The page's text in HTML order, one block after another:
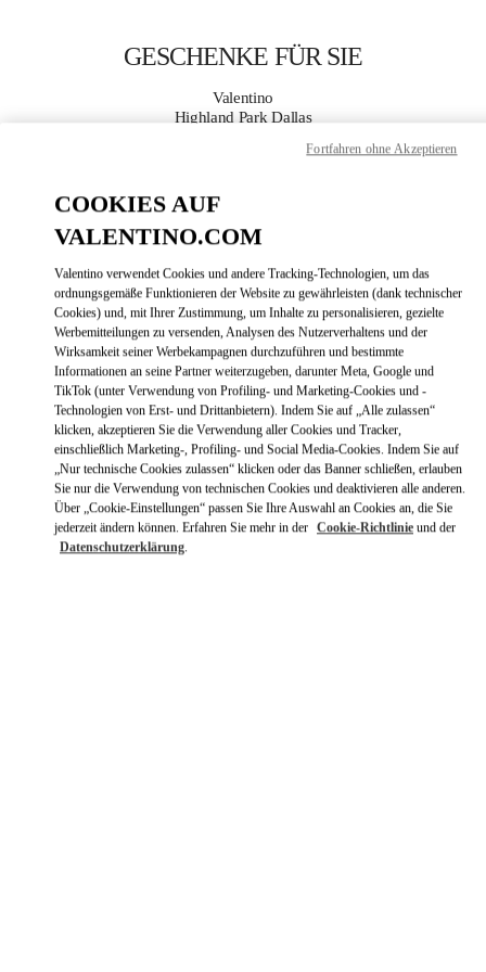
GESCHENKE FÜR SIE
Valentino
Highland Park Dallas
MEHR DETAILS
ZUR WEGBESCHREIBUNGLINK
Link Opens in New Tab
COOKIES AUF
VALENTINO.COM
Valentino verwendet Cookies und andere Tracking-Technologien, um das
ordnungsgemäße Funktionieren der Website zu gewährleisten (dank technischer
Cookies) und, mit Ihrer Zustimmung, um Inhalte zu personalisieren, gezielte
Werbemitteilungen zu versenden, Analysen des Nutzerverhaltens und der
Wirksamkeit seiner Werbekampagnen durchzuführen und bestimmte
Informationen an seine Partner weiterzugeben, darunter Meta, Google und
TikTok (unter Verwendung von Profiling- und Marketing-Cookies und -
Technologien von Erst- und Drittanbietern). Indem Sie auf „Alle zulassen“
klicken, akzeptieren Sie die Verwendung aller Cookies und Tracker,
einschließlich Marketing-, Profiling- und Social Media-Cookies. Indem Sie auf
„Nur technische Cookies zulassen“ klicken oder das Banner schließen, erlauben
Sie nur die Verwendung von technischen Cookies und deaktivieren alle anderen.
Über „Cookie-Einstellungen“ passen Sie Ihre Auswahl an Cookies an, die Sie
jederzeit ändern können. Erfahren Sie mehr in der Cookie-Richtlinie und der
Datenschutzerklärung.
Fortfahren ohne Akzeptieren